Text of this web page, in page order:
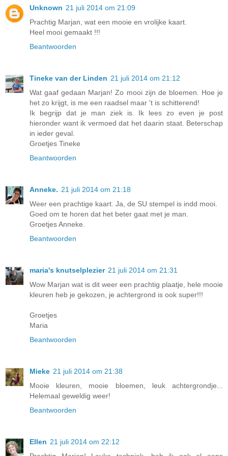
Unknown 21 juli 2014 om 21:09
Prachtig Marjan, wat een mooie en vrolijke kaart.
Heel mooi gemaakt !!!
Beantwoorden
Tineke van der Linden 21 juli 2014 om 21:12
Wat gaaf gedaan Marjan! Zo mooi zijn de bloemen. Hoe je
het zo krijgt, is me een raadsel maar 't is schitterend!
Ik begrijp dat je man ziek is. Ik lees zo even je post
hieronder want ik vermoed dat het daarin staat. Beterschap
in ieder geval.
Groetjes Tineke
Beantwoorden
Anneke. 21 juli 2014 om 21:18
Weer een prachtige kaart. Ja, de SU stempel is indd mooi.
Goed om te horen dat het beter gaat met je man.
Groetjes Anneke.
Beantwoorden
maria's knutselplezier 21 juli 2014 om 21:31
Wow Marjan wat is dit weer een prachtig plaatje, hele mooie
kleuren heb je gekozen, je achtergrond is ook super!!!
Groetjes
Maria
Beantwoorden
Mieke 21 juli 2014 om 21:38
Mooie kleuren, mooie bloemen, leuk achtergrondje...
Helemaal geweldig weer!
Beantwoorden
Ellen 21 juli 2014 om 22:12